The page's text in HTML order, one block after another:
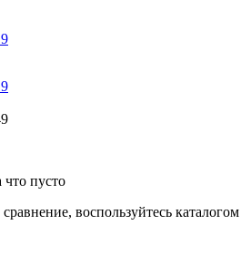
пусто
воспользуйтесь